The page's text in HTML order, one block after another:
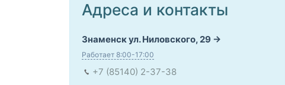
Адреса и контакты
Знаменск ул. Ниловского, 29
Работает 8:00-17:00
+7 (85140) 2-37-38